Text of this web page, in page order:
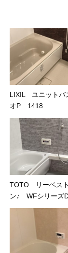
LIXIL ユニット
オP 1418
TOTO リーベス
ン♪ WFシリーズ